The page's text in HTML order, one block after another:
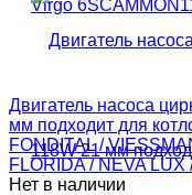
Двигатель насоса
мм подходит для
FONDITAL /
FLORIDA / NEVA
Нет в наличии